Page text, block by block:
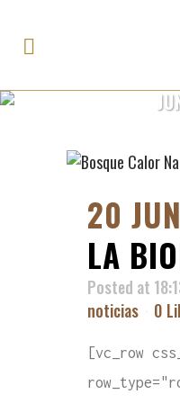
20 JUN
LA
Posted at
noticias
0
[vc_row